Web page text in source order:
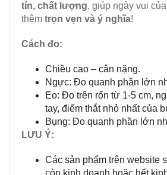
tín, chất lượng, giúp ngày vui
thêm trọn vẹn và ý nghĩa!
Cách đo:
Chiều cao – cân nặng.
Ngực: Đo quanh phần lớn
Eo: Đo trên rốn từ 1-5 cm,
tay, điểm thắt nhỏ nhất của
Bụng: Đo quanh phần lớn
LƯU Ý:
Các sản phẩm trên website